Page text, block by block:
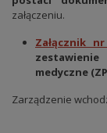
załączeniu.
Załącznik
medyczne
Zarządzenie